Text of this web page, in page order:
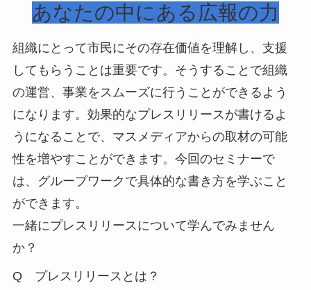
あなたの中にある広報の力
組織にとって市民にその存在価値を理解し、支援
してもらうことは重要です。そうすることで組織
の運営、事業をスムーズに行うことができるよう
になります。効果的なプレスリリースが書けるよ
うになることで、マスメディアからの取材の可能
性を増やすことができます。今回のセミナーで
は、グループワークで具体的な書き方を学ぶこと
ができます。
一緒にプレスリリースについて学んでみません
か？
Q プレスリリースとは？